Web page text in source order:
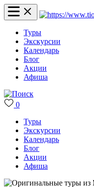
Туры
Экскурсии
Календарь
Блог
Акции
Афиша
0
Туры
Экскурсии
Календарь
Блог
Акции
Афиша